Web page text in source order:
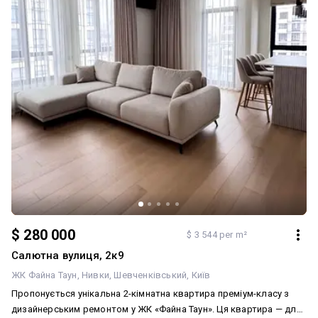
$ 280 000 $ 3 544 per m²
Салютна вулиця, 2к9
ЖК Файна Таун Нивки Шевченківський Київ
Пропонується унікальна 2-кімнатна квартира преміум-класу з
дизайнерським ремонтом у ЖК «Файна Таун». Ця квартира — для